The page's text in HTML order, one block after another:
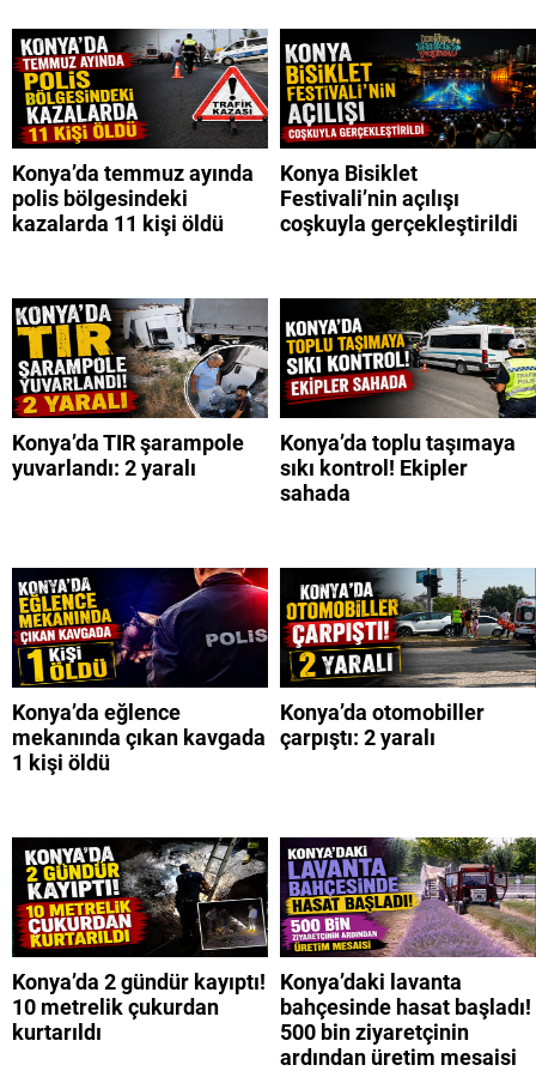
Konya’da temmuz ayında
polis bölgesindeki
kazalarda 11 kişi öldü
Konya Bisiklet
Festivali’nin açılışı
coşkuyla gerçekleştirildi
Konya’da TIR şarampole
yuvarlandı: 2 yaralı
Konya’da toplu taşımaya
sıkı kontrol! Ekipler
sahada
Konya’da eğlence
mekanında çıkan kavgada
1 kişi öldü
Konya’da otomobiller
çarpıştı: 2 yaralı
Konya’da 2 gündür kayıptı!
10 metrelik çukurdan
kurtarıldı
Konya’daki lavanta
bahçesinde hasat başladı!
500 bin ziyaretçinin
ardından üretim mesaisi